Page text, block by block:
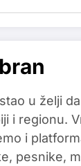
u želji
i regionu.
i
pesnike,